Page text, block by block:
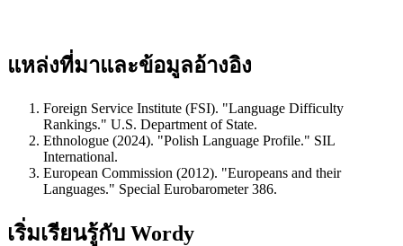
แหล่งที่มาและข้อมูลอ้างอิง
Foreign Service Institute (FSI). "Language Difficulty
Rankings." U.S. Department of State.
Ethnologue (2024). "Polish Language Profile." SIL
International.
European Commission (2012). "Europeans and their
Languages." Special Eurobarometer 386.
เริ่มเรียนรู้กับ Wordy